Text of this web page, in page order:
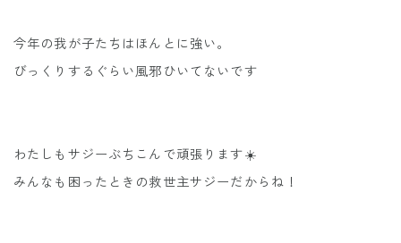
今年の我が子たちはほんとに強い。
びっくりするぐらい風邪ひいてないです
わたしもサジーぶちこんで頑張ります☀️
みんなも困ったときの救世主サジーだからね！